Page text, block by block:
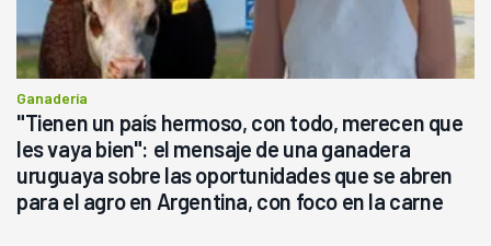
Ganadería
"Tienen un país hermoso, con todo, merecen que
les vaya bien": el mensaje de una ganadera
uruguaya sobre las oportunidades que se abren
para el agro en Argentina, con foco en la carne